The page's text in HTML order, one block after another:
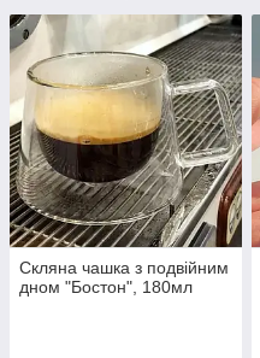
Скляна чашка з подвійним
дном "Бостон", 180мл